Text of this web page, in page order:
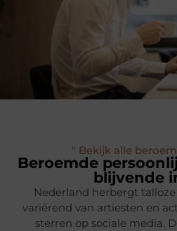
" Bekijk alle
Beroemde
blijvende
Nederland herbergt
variërend van artiesten en
sterren op sociale media.